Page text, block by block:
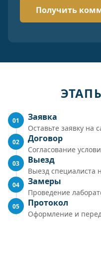
01 Заявка
Оставьте заявку на
02 Договор
Согласование
03 Выезд
Выезд специалиста
04 Замеры
Проведение
05 Протокол
Оформление и